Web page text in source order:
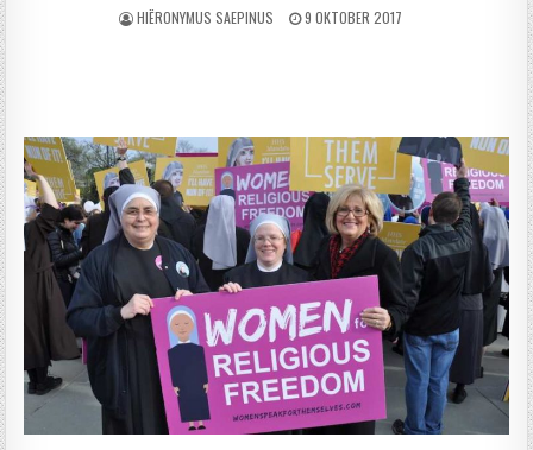
HIËRONYMUS SAEPINUS 9 OKTOBER 2017